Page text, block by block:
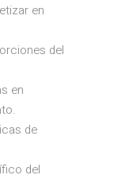
en
del
en
de
del